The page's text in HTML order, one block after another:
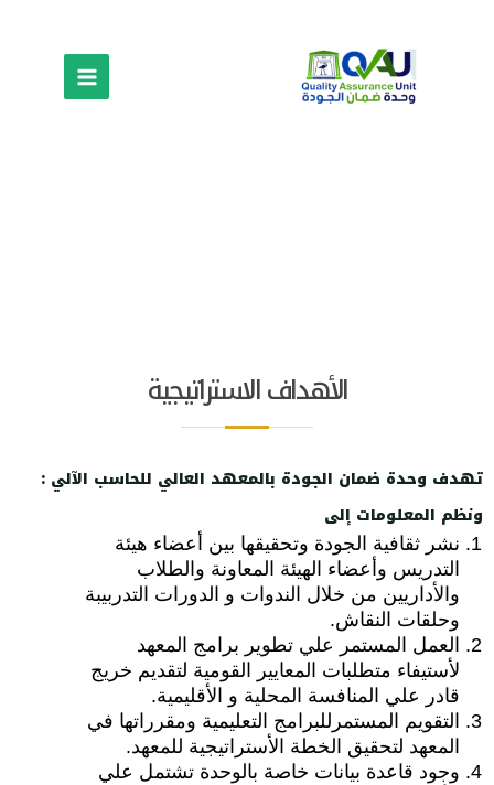
الأهداف الاستراتيجية
:
ونظم المعلومات إلى
نشر ثقافية الجودة وتحقيقها بين أعضاء هيئة
التدريس وأعضاء الهيئة المعاونة والطلاب
والأداريين من خلال الندوات و الدورات التدربيبة
وحلقات النقاش.
العمل المستمر علي تطوير برامج المعهد
لأستيفاء متطلبات المعايير القومية لتقديم خريج
قادر علي المنافسة المحلية و الأقليمية.
التقويم المستمرللبرامج التعليمية ومقرراتها في
المعهد لتحقيق الخطة الأستراتيجية للمعهد.
وجود قاعدة بيانات خاصة بالوحدة تشتمل علي